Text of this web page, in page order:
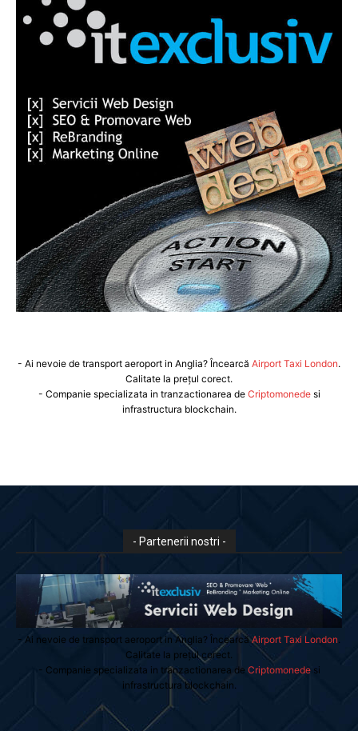
- Ai nevoie de transport aeroport in Anglia? Încearcă Airport Taxi London.
Calitate la prețul corect.
- Companie specializata in tranzactionarea de Criptomonedesi
infrastructura blockchain.
- Partenerii nostri -
- Ai nevoie de transport aeroport in Anglia? ÎncearcăAirport Taxi London
Calitate la prețul corect.
- Companie specializata in tranzactionarea de Criptomonedesi
infrastructura blockchain.